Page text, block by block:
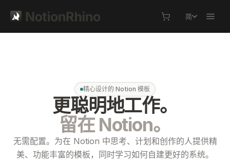
简
精心设计的 Notion 模板
更聪明地工作。
留在 Notion。
无需配置。为在 Notion 中思考、计划和创作的人提供精
美、功能丰富的模板，同时学习如何自建更好的系统。